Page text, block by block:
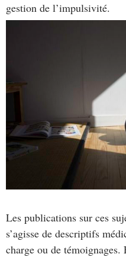
gestion de l’impulsivité.
Les publications sur ces
s’agisse de descriptifs
charge ou de